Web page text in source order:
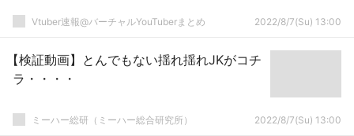
Vtuber速報@バーチャルYouTuberまとめ 2022/8/7(Su) 13:00
【検証動画】とんでもない揺れ揺れJKがコチ
ラ・・・・
ミーハー総研（ミーハー総合研究所） 2022/8/7(Su) 13:00